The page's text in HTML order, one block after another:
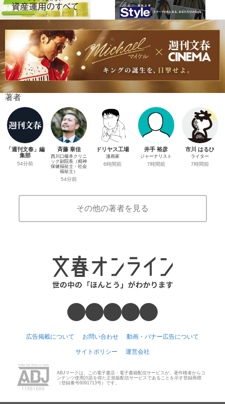
著者
「週刊文春」編
集部
54分前
斉藤 章佳
西川口榎本クリニ
ック副院長（精神
保健福祉士・社会
福祉士）
54分前
ドリヤス工場
漫画家
6時間前
井手 裕彦
ジャーナリスト
7時間前
市川 はるひ
ライター
7時間前
その他の著者を見る
広告掲載について お問い合わせ 動画・バナー広告について
サイトポリシー 運営会社
ABJマークは、この電子書店・電子書籍配信サービスが、著作権者からコ
ンテンツ使用許諾を得た正規版配信サービスであることを示す登録商標
（登録番号6091713号）です。